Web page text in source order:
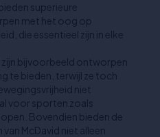
superieure
met het oog op
die essentieel zijn in elke
zijn bijvoorbeeld ontworpen
te bieden, terwijl ze toch
niet
voor sporten zoals
Bovendien bieden de
McDavid niet alleen